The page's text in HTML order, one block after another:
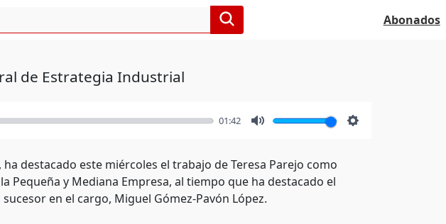
Abonados
de Estrategia Industrial
01:42
destacado este miércoles el trabajo de Teresa Parejo como
Pequeña y Mediana Empresa, al tiempo que ha destacado el
en el cargo, Miguel Gómez-Pavón López.